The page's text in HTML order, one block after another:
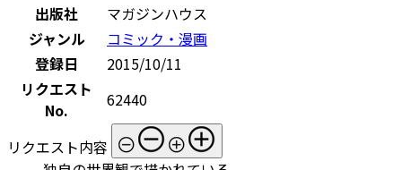
出版社
マガジンハウス
ジャンル
コミック・漫画
登録日
2015/10/11
リクエスト
No.
62440
リクエスト内容